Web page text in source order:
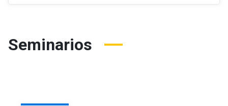
Seminarios